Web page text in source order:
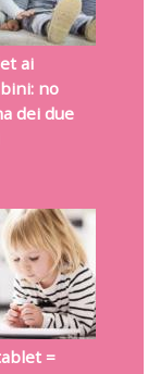
ai
no
dei due
=